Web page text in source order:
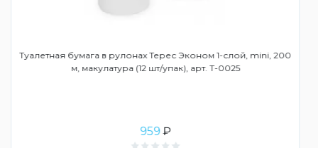
Туалетная бумага в рулонах Терес Эконом 1-слой, mini, 200
м, макулатура (12 шт/упак), арт. Т-0025
959₽